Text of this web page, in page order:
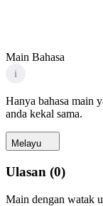
Main Bahasa
i
Hanya bahasa main
anda kekal sama.
Melayu
Ulasan (0)
Main dengan watak